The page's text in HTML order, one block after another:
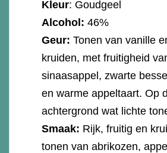
Kleur: Goudgeel
Alcohol: 46%
Geur: Tonen van vanille
kruiden, met fruitigheid
sinaasappel, zwarte
en warme appeltaart. Op
achtergrond wat lichte
Smaak: Rijk, fruitig en
tonen van abrikozen,